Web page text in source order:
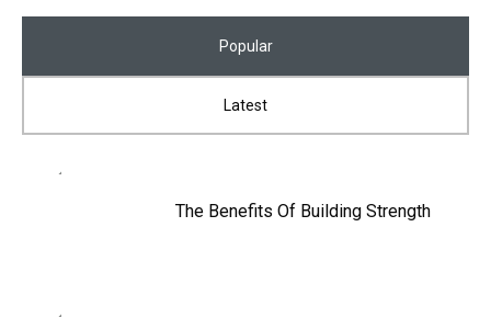
Popular
Latest
The Benefits Of Building Strength